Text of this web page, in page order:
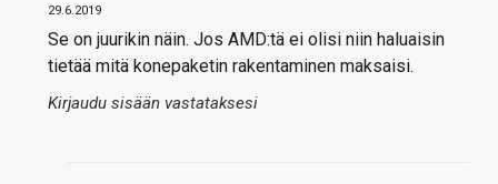
29.6.2019
Se on juurikin näin. Jos AMD:tä ei olisi niin haluaisin
tietää mitä konepaketin rakentaminen maksaisi.
Kirjaudu sisään vastataksesi